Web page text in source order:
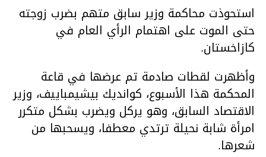
استحوذت محاكمة وزير سابق متهم بضرب زوجته
حتى الموت على اهتمام الرأي العام في
كازاخستان.
وأظهرت لقطات صادمة تم عرضها في قاعة
المحكمة هذا الأسبوع، كوانديك بيشيمباييف، وزير
الاقتصاد السابق، وهو يركل ويضرب بشكل متكرر
امرأة شابة نحيلة ترتدي معطفا، ويسحبها من
شعرها.